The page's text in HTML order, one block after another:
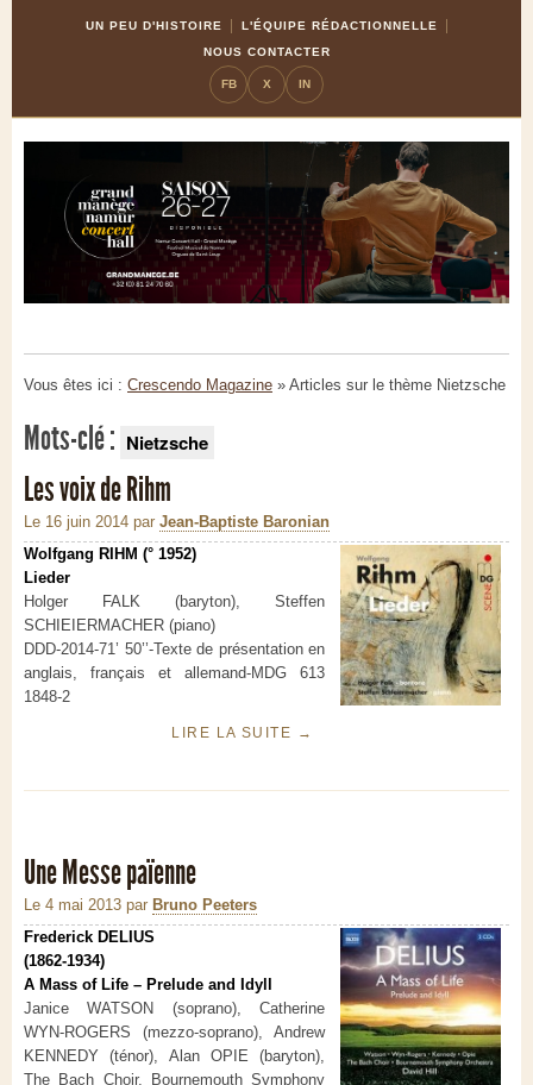
UN PEU D'HISTOIRE
L'ÉQUIPE RÉDACTIONNELLE
NOUS CONTACTER
FB X IN
Vous êtes ici : Crescendo Magazine » Articles sur le thème Nietzsche
Mots-clé : Nietzsche
Les voix de Rihm
Le 16 juin 2014 par Jean-Baptiste Baronian
Wolfgang RIHM (° 1952)
Lieder
Holger FALK (baryton), Steffen
SCHIEIERMACHER (piano)
DDD-2014-71’ 50’’-Texte de présentation en
anglais, français et allemand-MDG 613
1848-2
LIRE LA SUITE →
Une Messe païenne
Le 4 mai 2013 par Bruno Peeters
Frederick DELIUS
(1862-1934)
A Mass of Life – Prelude and Idyll
Janice WATSON (soprano), Catherine
WYN-ROGERS (mezzo-soprano), Andrew
KENNEDY (ténor), Alan OPIE (baryton),
The Bach Choir, Bournemouth Symphony